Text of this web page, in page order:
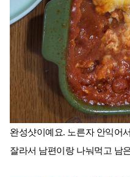
완성샷이예요. 노른자 안익어
잘라서 남편이랑 나눠먹고 남